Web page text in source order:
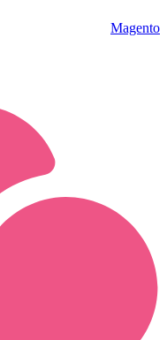
Magento